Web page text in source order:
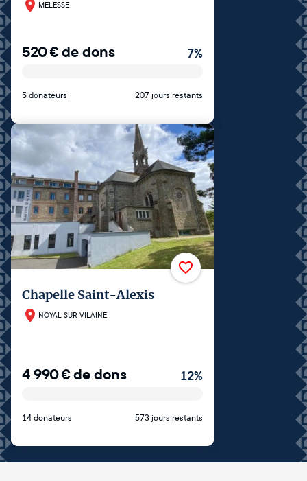
MELESSE
520€de dons 7%
5 donateurs 207 jours restants
Chapelle Saint-Alexis
NOYAL SUR VILAINE
4 990€de dons 12%
14 donateurs 573 jours restants